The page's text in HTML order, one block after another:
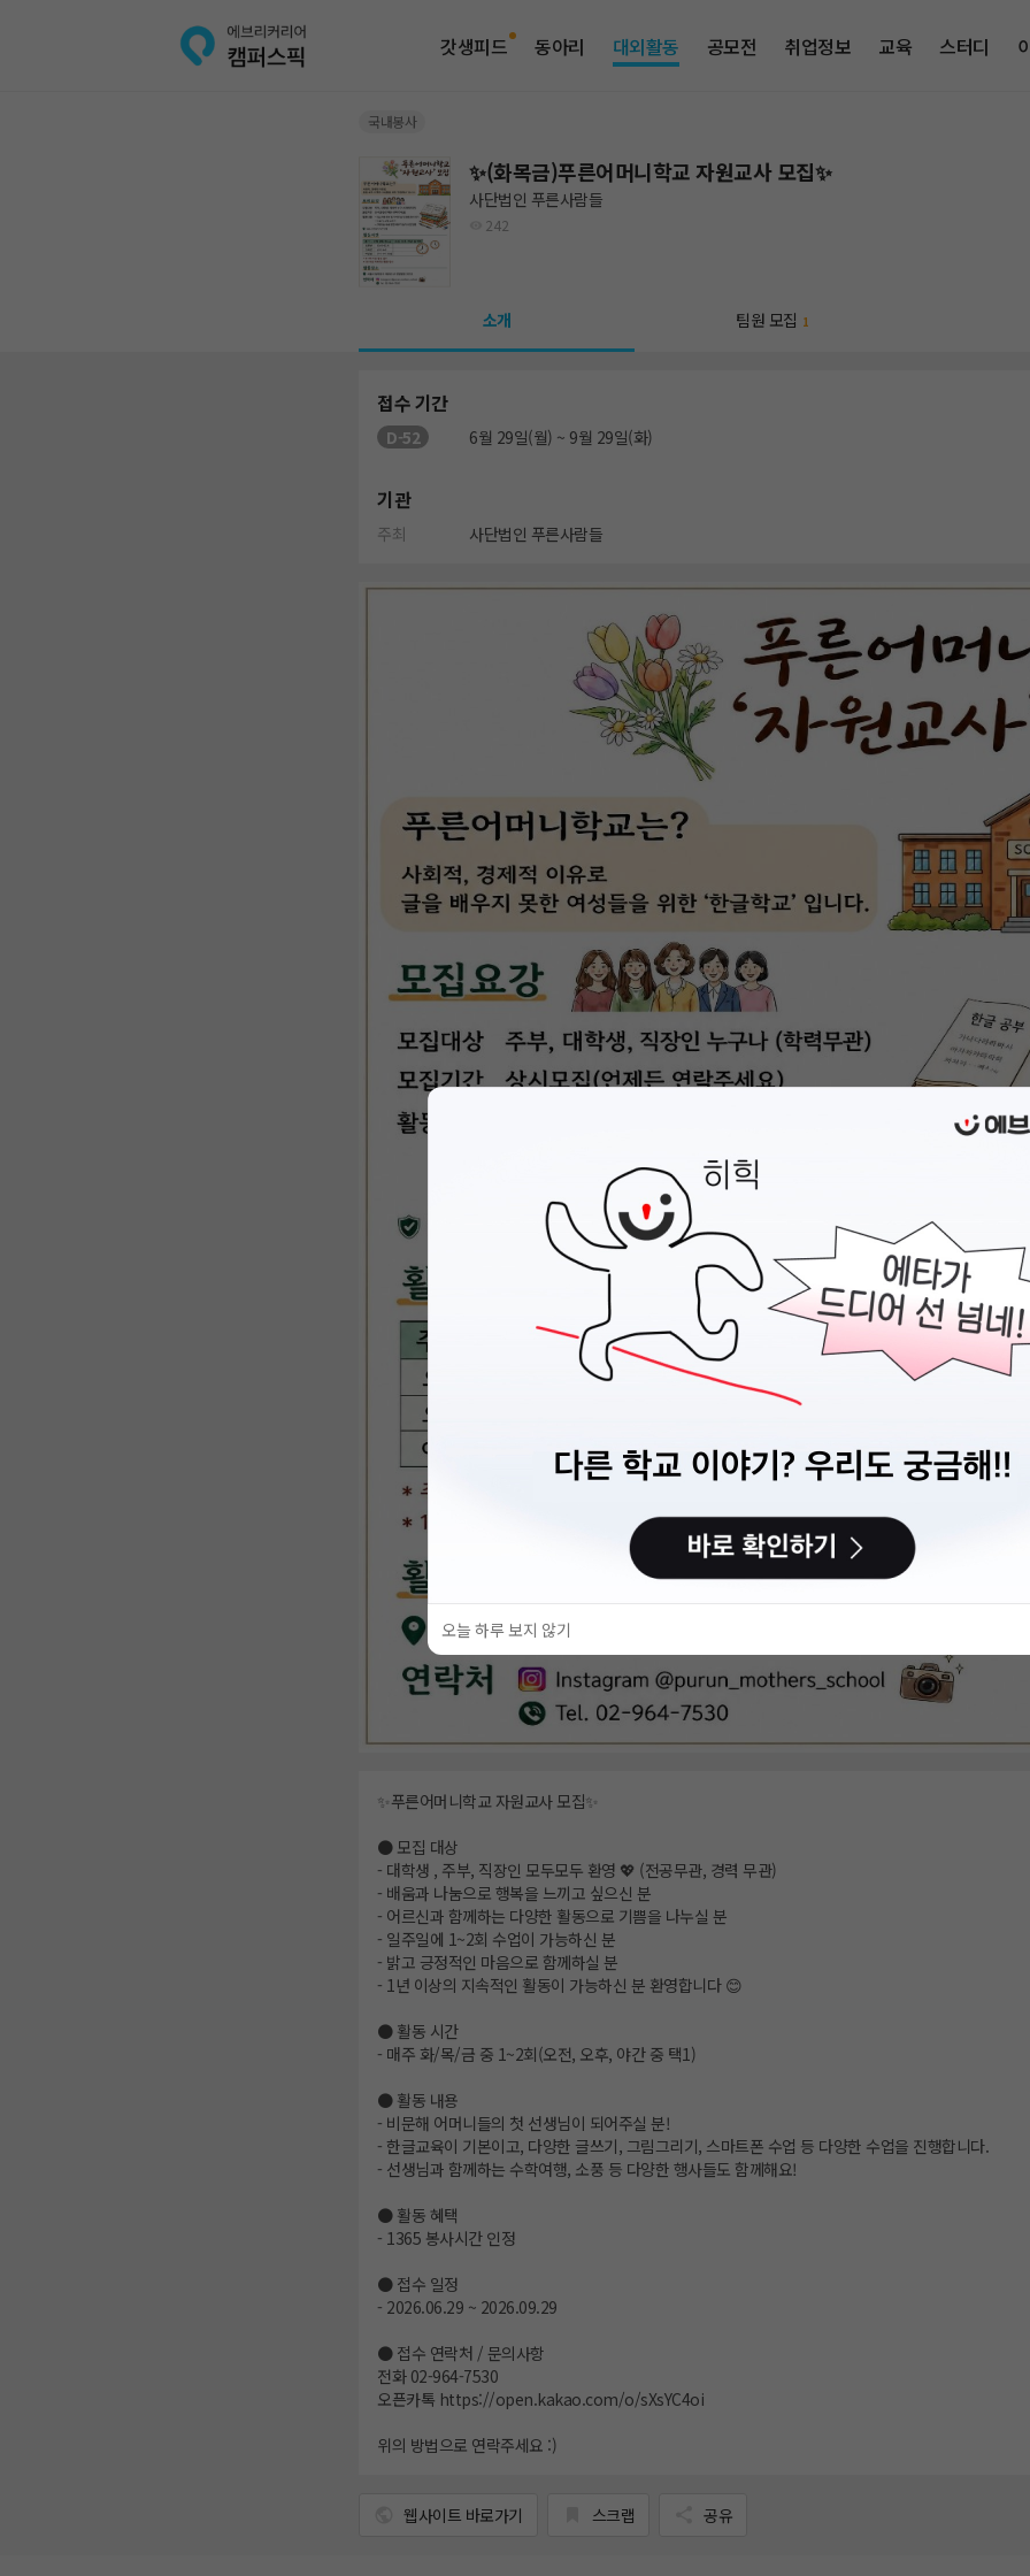
갓생피드 동아리 대외활동 공모전 취업정보 교육 스터디
국내봉사
✨(화목금)푸른어머니학교 자원교사 모집✨
사단법인 푸른사람들
242
소개 팀원 모집 1
접수 기간
D-52 6월 29일(월) ~ 9월 29일(화)
기관
주최 사단법인 푸른사람들
✨푸른어머니학교 자원교사 모집✨
● 모집 대상
- 대학생 , 주부, 직장인 모두모두 환영 💖 (전공무관, 경력 무관)
- 배움과 나눔으로 행복을 느끼고 싶으신 분
- 어르신과 함께하는 다양한 활동으로 기쁨을 나누실 분
- 일주일에 1~2회 수업이 가능하신 분
- 밝고 긍정적인 마음으로 함께하실 분
- 1년 이상의 지속적인 활동이 가능하신 분 환영합니다 😊
● 활동 시간
- 매주 화/목/금 중 1~2회(오전, 오후, 야간 중 택1)
● 활동 내용
- 비문해 어머니들의 첫 선생님이 되어주실 분!
- 한글교육이 기본이고, 다양한 글쓰기, 그림그리기, 스마트폰 수업 등 다양한 수업을 진행합니다.
- 선생님과 함께하는 수학여행, 소풍 등 다양한 행사들도 함께해요!
● 활동 혜택
- 1365 봉사시간 인정
● 접수 일정
- 2026.06.29 ~ 2026.09.29
● 접수 연락처 / 문의사항
전화 02-964-7530
오픈카톡 https://open.kakao.com/o/sXsYC4oi
위의 방법으로 연락주세요 :)
웹사이트 바로가기 스크랩 공유
오늘 하루 보지 않기